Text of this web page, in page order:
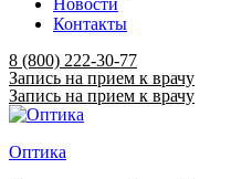
Новости
Контакты
Menu
8 (800) 222-30-77
Запись на прием к врачу
Запись на прием к врачу
Оптика